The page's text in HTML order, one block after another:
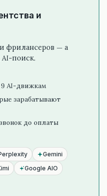
и
фрилансеров — а
AI-поиск.
AI-движкам
зарабатывают
до оплаты
Gemini
Google AIO